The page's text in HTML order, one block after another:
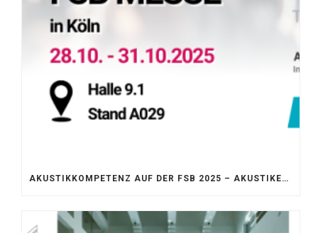
AKUSTIKKOMPETENZ AUF DER FSB 2025 – AKUSTIKELEMENTE FÜR DIE LEBENSRÄUME VON MORGEN